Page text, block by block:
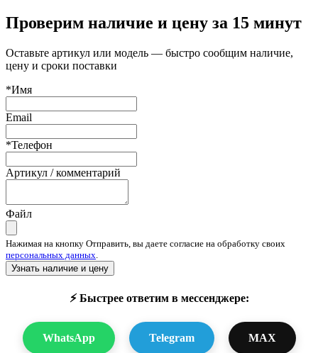
Проверим наличие и цену за 15 минут
Оставьте артикул или модель — быстро сообщим наличие,
цену и сроки поставки
*Имя
Email
*Телефон
Артикул / комментарий
Файл
Нажимая на кнопку Отправить, вы даете согласие на обработку своих
персональных данных.
Узнать наличие и цену
⚡ Быстрее ответим в мессенджере:
WhatsApp Telegram MAX